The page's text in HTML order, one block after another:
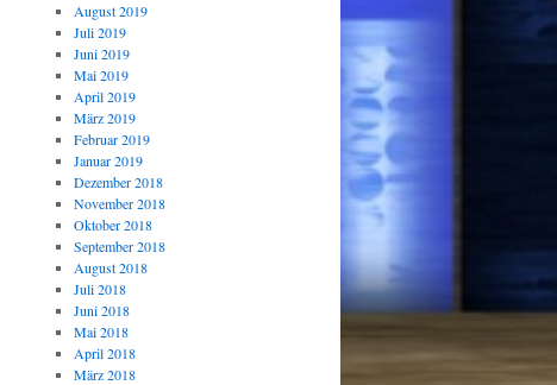
August 2019
Juli 2019
Juni 2019
Mai 2019
April 2019
März 2019
Februar 2019
Januar 2019
Dezember 2018
November 2018
Oktober 2018
September 2018
August 2018
Juli 2018
Juni 2018
Mai 2018
April 2018
März 2018